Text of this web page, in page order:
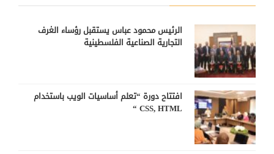
الرئيس محمود عباس يستقبل رؤساء الغرف
التجارية الصناعية الفلسطينية
افتتاح دورة “تعلم أساسيات الويب باستخدام
CSS, HTML “